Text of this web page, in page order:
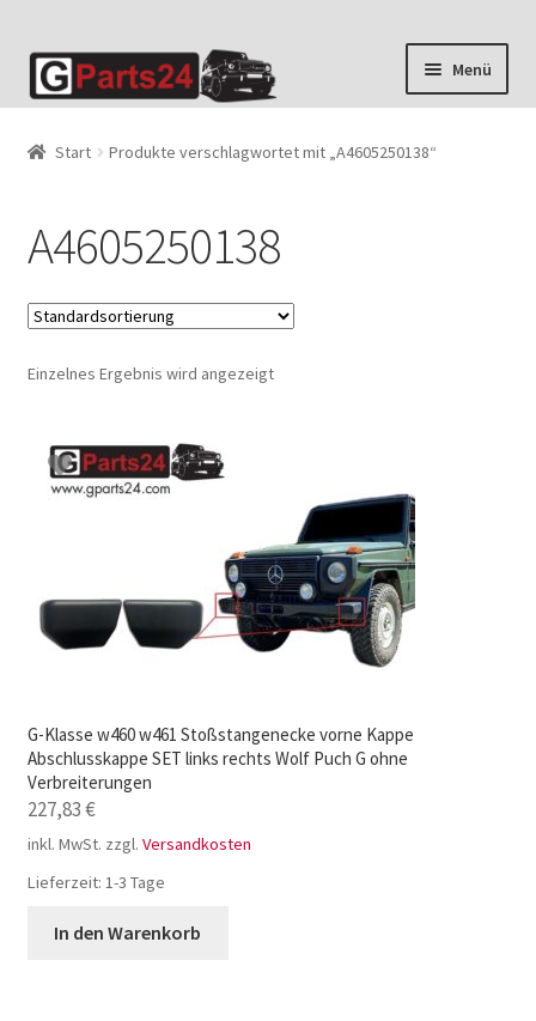
Zur
Navigation
Zum
Inhalt
Menü
Start Produkte verschlagwortet mit „A4605250138“
A4605250138
Einzelnes Ergebnis wird angezeigt
G-Klasse w460 w461 Stoßstangenecke vorne Kappe
Abschlusskappe SET links rechts Wolf Puch G ohne
Verbreiterungen
227,83€
inkl. MwSt. zzgl. Versandkosten
Lieferzeit: 1-3 Tage
In den Warenkorb